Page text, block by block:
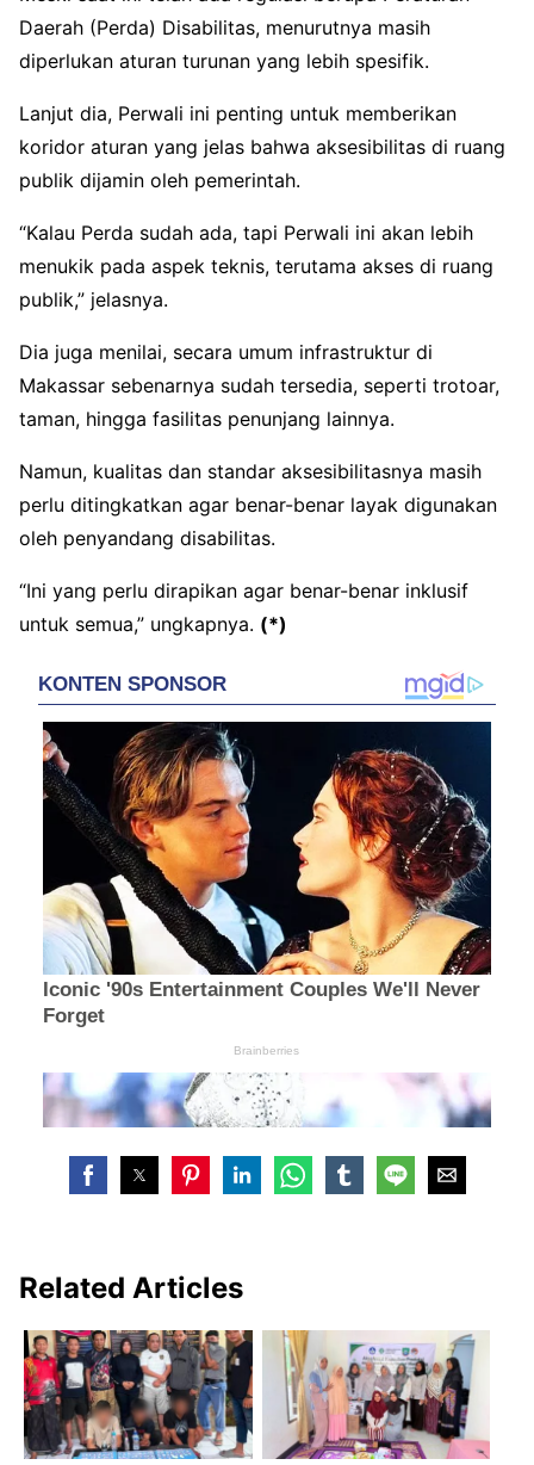
Daerah (Perda) Disabilitas, menurutnya masih
diperlukan aturan turunan yang lebih spesifik.
Lanjut dia, Perwali ini penting untuk memberikan
koridor aturan yang jelas bahwa aksesibilitas di ruang
publik dijamin oleh pemerintah.
“Kalau Perda sudah ada, tapi Perwali ini akan lebih
menukik pada aspek teknis, terutama akses di ruang
publik,” jelasnya.
Dia juga menilai, secara umum infrastruktur di
Makassar sebenarnya sudah tersedia, seperti trotoar,
taman, hingga fasilitas penunjang lainnya.
Namun, kualitas dan standar aksesibilitasnya masih
perlu ditingkatkan agar benar-benar layak digunakan
oleh penyandang disabilitas.
“Ini yang perlu dirapikan agar benar-benar inklusif
untuk semua,” ungkapnya. (*)